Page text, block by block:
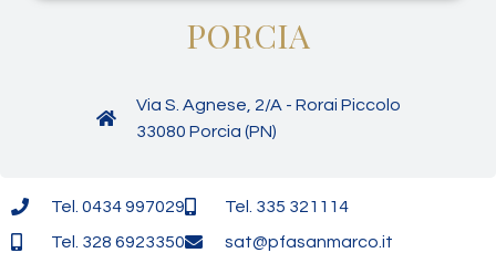
PORCIA
Via S. Agnese, 2/A - Rorai Piccolo
33080 Porcia (PN)
Tel. 0434 997029
Tel. 335 321114
Tel. 328 6923350
sat@pfasanmarco.it